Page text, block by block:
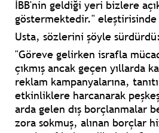
İBB'nin geldiği yeri bizlere
göstermektedir."
Usta, sözlerini şöyle sürdürdü:
"Göreve gelirken israfla
çıkmış ancak geçen yıllarda
reklam kampanyalarına,
etkinliklere harcanarak
arda gelen dış borçlanmalar
zora sokmuş, alınan borçlar